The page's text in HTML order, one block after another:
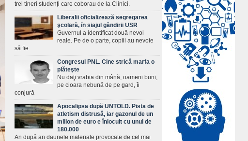
trei tineri studenți care coborau de la Clinici.
Liberalii oficializează segregarea
şcolară, în siajul gândirii USR
Guvernul a identificat două nevoi
reale. Pe de o parte, copiii au nevoie
să fie
Congresul PNL. Cine strică marfa o
plăteşte
Nu daţi vrabia din mână, oameni buni,
pe cioara nebună de pe gard, îi
conjură
Apocalipsa după UNTOLD. Pista de
atletism distrusă, iar gazonul de un
milion de euro e înlocuit cu unul de
180.000
An după an daunele materiale provocate de cel mai